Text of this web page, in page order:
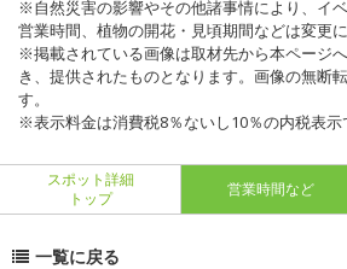
※自然災害の影響やその他諸事情により、イ
営業時間、植物の開花・見頃期間などは変更
※掲載されている画像は取材先から本ページ
き、提供されたものとなります。画像の無断
す。
※表示料金は消費税8％ないし10％の内税表示
スポット詳細
トップ
営業時間など
一覧に戻る